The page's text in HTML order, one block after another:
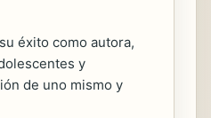
éxito como autora,
y
de uno mismo y